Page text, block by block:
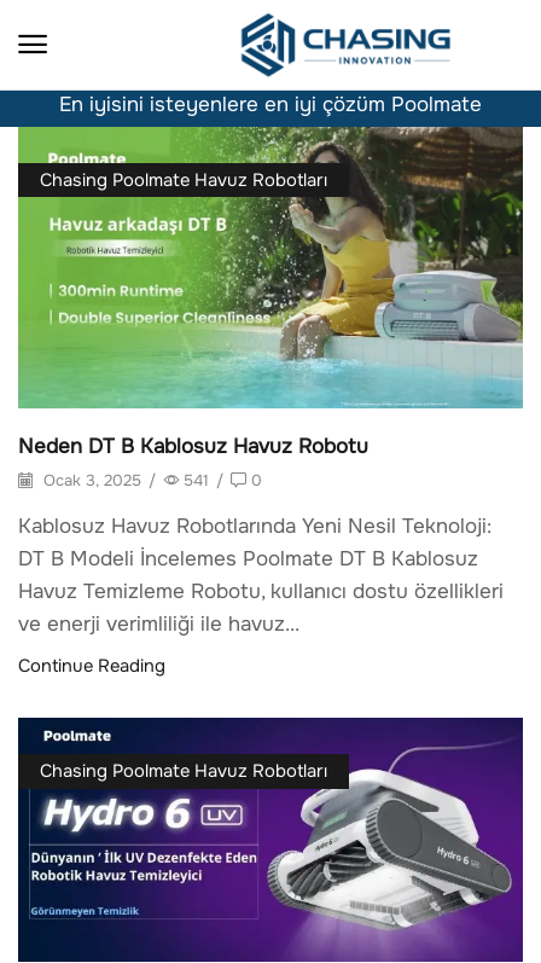
En iyisini isteyenlere en iyi çözüm Poolmate
Chasing Poolmate Havuz Robotları
Neden DT B Kablosuz Havuz Robotu
Ocak 3, 2025 / 541 / 0
Kablosuz Havuz Robotlarında Yeni Nesil Teknoloji:
DT B Modeli İncelemes Poolmate DT B Kablosuz
Havuz Temizleme Robotu, kullanıcı dostu özellikleri
ve enerji verimliliği ile havuz...
Continue Reading
Chasing Poolmate Havuz Robotları